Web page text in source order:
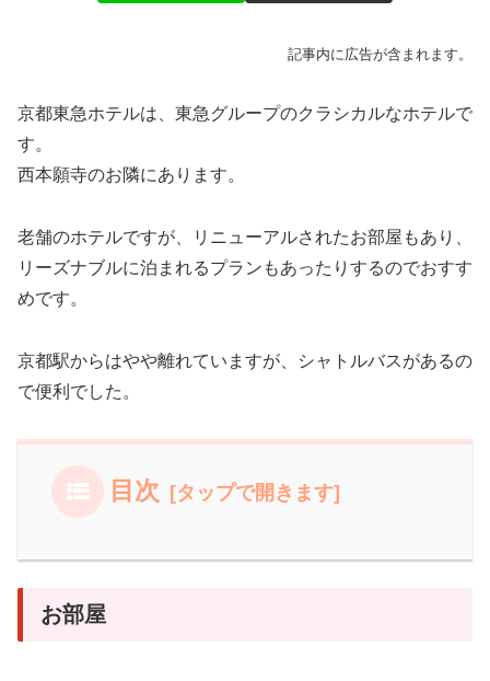
記事内に広告が含まれます。
京都東急ホテルは、東急グループのクラシカルなホテルで
す。
西本願寺のお隣にあります。
老舗のホテルですが、リニューアルされたお部屋もあり、
リーズナブルに泊まれるプランもあったりするのでおすす
めです。
京都駅からはやや離れていますが、シャトルバスがあるの
で便利でした。
目次
お部屋